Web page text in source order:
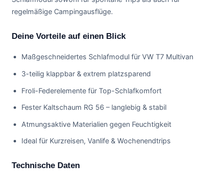
regelmäßige Campingausflüge.
Deine Vorteile auf einen Blick
Maßgeschneidertes Schlafmodul für VW T7 Multivan
3-teilig klappbar & extrem platzsparend
Froli-Federelemente für Top-Schlafkomfort
Fester Kaltschaum RG 56 – langlebig & stabil
Atmungsaktive Materialien gegen Feuchtigkeit
Ideal für Kurzreisen, Vanlife & Wochenendtrips
Technische Daten